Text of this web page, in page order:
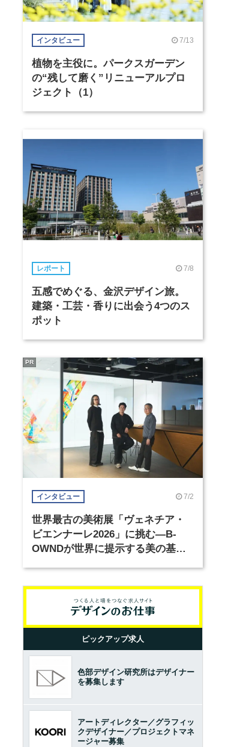
インタビュー 7/13
植物を主役に。パークスガーデン
の“残して磨く”リニューアルプロ
ジェクト（1）
レポート 7/8
五感でめぐる、金沢デザイン旅。
建築・工芸・香りに出会う4つのス
ポット
インタビュー 7/2
世界最古の美術展「ヴェネチア・
ビエンナーレ2026」に挑む―B-
OWNDが世界に提示する美の基準
PR
ピックアップ求人
色部デザイン研究所はデザイナー
を募集します
アートディレクター／グラフィッ
クデザイナー／プロジェクトマネ
ージャー募集